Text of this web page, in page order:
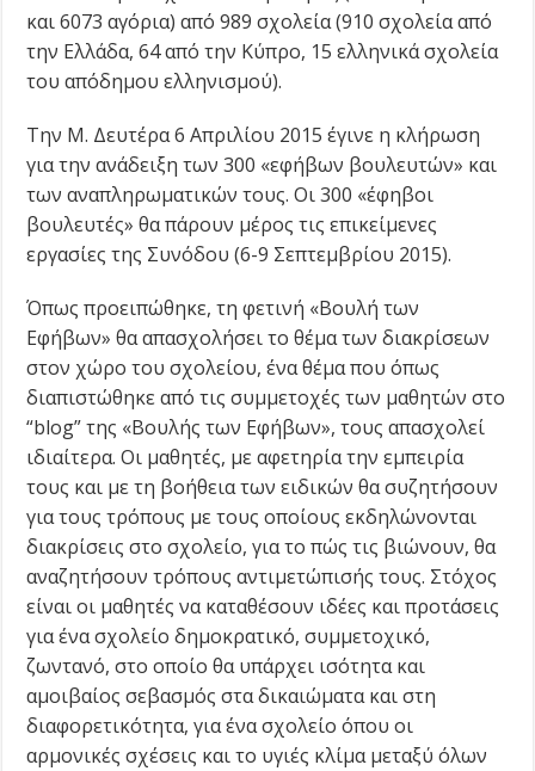
και 6073 αγόρια) από 989 σχολεία (910 σχολεία από
την Ελλάδα, 64 από την Κύπρο, 15 ελληνικά σχολεία
του απόδημου ελληνισμού).
Την Μ. Δευτέρα 6 Απριλίου 2015 έγινε η κλήρωση
για την ανάδειξη των 300 «εφήβων βουλευτών» και
των αναπληρωματικών τους. Οι 300 «έφηβοι
βουλευτές» θα πάρουν μέρος τις επικείμενες
εργασίες της Συνόδου (6-9 Σεπτεμβρίου 2015).
Όπως προειπώθηκε, τη φετινή «Βουλή των
Εφήβων» θα απασχολήσει το θέμα των διακρίσεων
στον χώρο του σχολείου, ένα θέμα που όπως
διαπιστώθηκε από τις συμμετοχές των μαθητών στο
“blog” της «Βουλής των Εφήβων», τους απασχολεί
ιδιαίτερα. Οι μαθητές, με αφετηρία την εμπειρία
τους και με τη βοήθεια των ειδικών θα συζητήσουν
για τους τρόπους με τους οποίους εκδηλώνονται
διακρίσεις στο σχολείο, για το πώς τις βιώνουν, θα
αναζητήσουν τρόπους αντιμετώπισής τους. Στόχος
είναι οι μαθητές να καταθέσουν ιδέες και προτάσεις
για ένα σχολείο δημοκρατικό, συμμετοχικό,
ζωντανό, στο οποίο θα υπάρχει ισότητα και
αμοιβαίος σεβασμός στα δικαιώματα και στη
διαφορετικότητα, για ένα σχολείο όπου οι
αρμονικές σχέσεις και το υγιές κλίμα μεταξύ όλων